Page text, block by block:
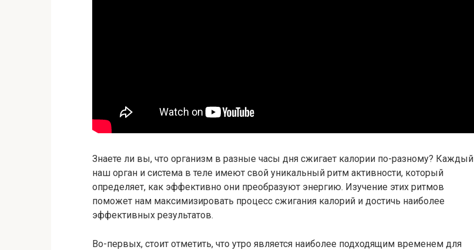
Знаете ли вы, что организм в разные часы дня сжигает калории по-разному? Каждый
наш орган и система в теле имеют свой уникальный ритм активности, который
определяет, как эффективно они преобразуют энергию. Изучение этих ритмов
поможет нам максимизировать процесс сжигания калорий и достичь наиболее
эффективных результатов.
Во-первых, стоит отметить, что утро является наиболее подходящим временем для